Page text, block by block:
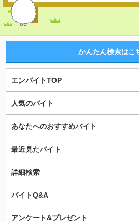
かんたん検索はこ
エンバイトTOP
人気のバイト
あなたへのおすすめバイト
最近見たバイト
詳細検索
バイトQ&A
アンケート&プレゼント